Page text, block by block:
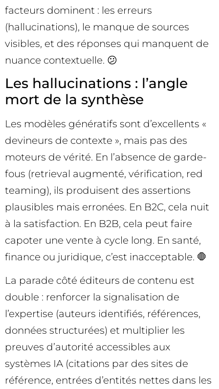
facteurs dominent : les erreurs
(hallucinations), le manque de sources
visibles, et des réponses qui manquent de
nuance contextuelle. 😕
Les hallucinations : l’angle
mort de la synthèse
Les modèles génératifs sont d’excellents «
devineurs de contexte », mais pas des
moteurs de vérité. En l’absence de garde-
fous (retrieval augmenté, vérification, red
teaming), ils produisent des assertions
plausibles mais erronées. En B2C, cela nuit
à la satisfaction. En B2B, cela peut faire
capoter une vente à cycle long. En santé,
finance ou juridique, c’est inacceptable. 🛑
La parade côté éditeurs de contenu est
double : renforcer la signalisation de
l’expertise (auteurs identifiés, références,
données structurées) et multiplier les
preuves d’autorité accessibles aux
systèmes IA (citations par des sites de
référence, entrées d’entités nettes dans les